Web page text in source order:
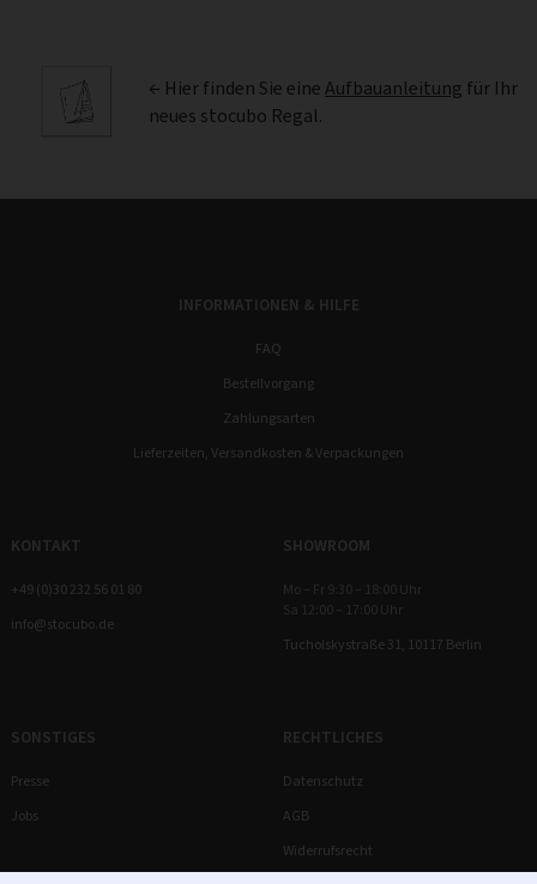
← Hier finden Sie eineAufbauanleitung für Ihr
neues stocubo Regal.
INFORMATIONEN & HILFE
FAQ
Bestellvorgang
Zahlungsarten
Lieferzeiten, Versandkosten & Verpackungen
KONTAKT
+49 (0)30 232 56 01 80
info@stocubo.de
SHOWROOM
Mo – Fr 9:30 – 18:00 Uhr
Sa 12:00 – 17:00 Uhr
Tucholskystraße 31, 10117 Berlin
SONSTIGES
Presse
Jobs
RECHTLICHES
Datenschutz
AGB
Widerrufsrecht